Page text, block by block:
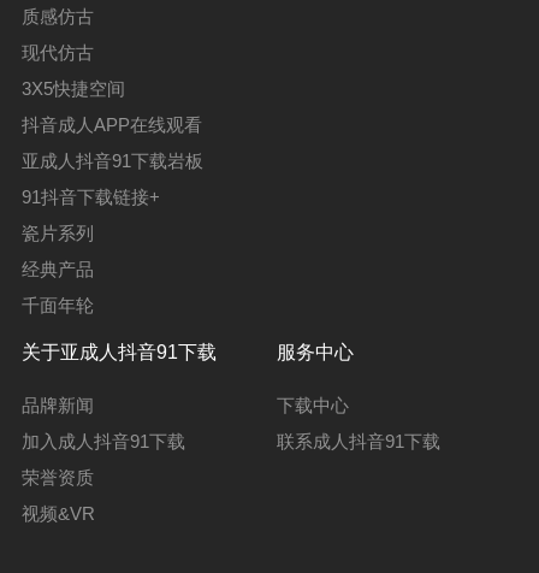
质感仿古
现代仿古
3X5快捷空间
抖音成人APP在线观看
亚成人抖音91下载岩板
91抖音下载链接+
瓷片系列
经典产品
千面年轮
关于亚成人抖音91下载
品牌新闻
加入成人抖音91下载
荣誉资质
视频&VR
服务中心
下载中心
联系成人抖音91下载